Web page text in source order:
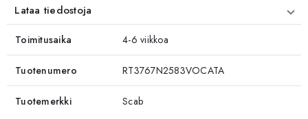
Lataa tiedostoja
Toimitusaika 4-6 viikkoa
Tuotenumero RT3767N2583VOCATA
Tuotemerkki Scab